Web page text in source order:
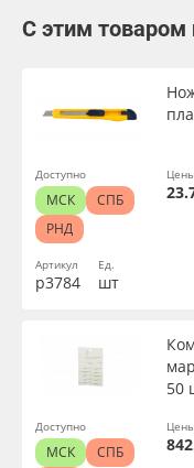
С этим товаром
Артикул
р3784
Ед.
шт
Цены
Доступно
МСК
СПБ
РНД
50
Цены
Доступно
МСК
СПБ